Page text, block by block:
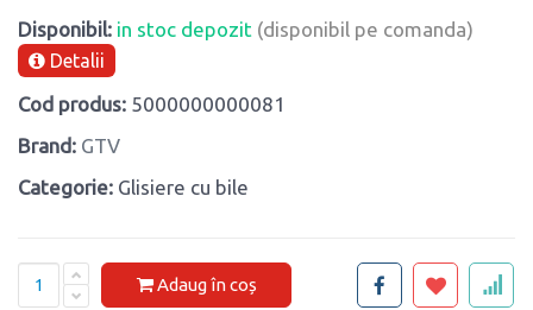
Disponibil: in stoc depozit (disponibil pe comanda)
Detalii
Cod produs: 5000000000081
Brand: GTV
Categorie: Glisiere cu bile
Adaug în coș